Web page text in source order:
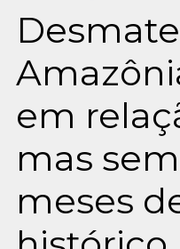
em
mas
meses